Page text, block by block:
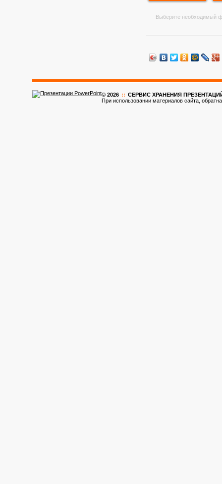
Выберите необходимый
© 2026 :: CЕРВИС ХРАНЕНИЯ ПРЕЗЕНТАЦИЙ
При использовании материалов сайта,